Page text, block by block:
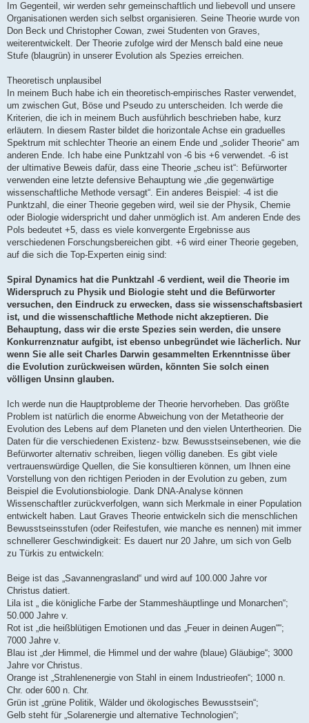
Im Gegenteil, wir werden sehr gemeinschaftlich und liebevoll und unsere
Organisationen werden sich selbst organisieren. Seine Theorie wurde von
Don Beck und Christopher Cowan, zwei Studenten von Graves,
weiterentwickelt. Der Theorie zufolge wird der Mensch bald eine neue
Stufe (blaugrün) in unserer Evolution als Spezies erreichen.
Theoretisch unplausibel
In meinem Buch habe ich ein theoretisch-empirisches Raster verwendet,
um zwischen Gut, Böse und Pseudo zu unterscheiden. Ich werde die
Kriterien, die ich in meinem Buch ausführlich beschrieben habe, kurz
erläutern. In diesem Raster bildet die horizontale Achse ein graduelles
Spektrum mit schlechter Theorie an einem Ende und „solider Theorie“ am
anderen Ende. Ich habe eine Punktzahl von -6 bis +6 verwendet. -6 ist
der ultimative Beweis dafür, dass eine Theorie „scheu ist“: Befürworter
verwenden eine letzte defensive Behauptung wie „die gegenwärtige
wissenschaftliche Methode versagt“. Ein anderes Beispiel: -4 ist die
Punktzahl, die einer Theorie gegeben wird, weil sie der Physik, Chemie
oder Biologie widerspricht und daher unmöglich ist. Am anderen Ende des
Pols bedeutet +5, dass es viele konvergente Ergebnisse aus
verschiedenen Forschungsbereichen gibt. +6 wird einer Theorie gegeben,
auf die sich die Top-Experten einig sind:
Spiral Dynamics hat die Punktzahl -6 verdient, weil die Theorie im
Widerspruch zu Physik und Biologie steht und die Befürworter
versuchen, den Eindruck zu erwecken, dass sie wissenschaftsbasiert
ist, und die wissenschaftliche Methode nicht akzeptieren. Die
Behauptung, dass wir die erste Spezies sein werden, die unsere
Konkurrenznatur aufgibt, ist ebenso unbegründet wie lächerlich. Nur
wenn Sie alle seit Charles Darwin gesammelten Erkenntnisse über
die Evolution zurückweisen würden, könnten Sie solch einen
völligen Unsinn glauben.
Ich werde nun die Hauptprobleme der Theorie hervorheben. Das größte
Problem ist natürlich die enorme Abweichung von der Metatheorie der
Evolution des Lebens auf dem Planeten und den vielen Untertheorien. Die
Daten für die verschiedenen Existenz- bzw. Bewusstseinsebenen, wie die
Befürworter alternativ schreiben, liegen völlig daneben. Es gibt viele
vertrauenswürdige Quellen, die Sie konsultieren können, um Ihnen eine
Vorstellung von den richtigen Perioden in der Evolution zu geben, zum
Beispiel die Evolutionsbiologie. Dank DNA-Analyse können
Wissenschaftler zurückverfolgen, wann sich Merkmale in einer Population
entwickelt haben. Laut Graves Theorie entwickeln sich die menschlichen
Bewusstseinsstufen (oder Reifestufen, wie manche es nennen) mit immer
schnellerer Geschwindigkeit: Es dauert nur 20 Jahre, um sich von Gelb
zu Türkis zu entwickeln:
Beige ist das „Savannengrasland“ und wird auf 100.000 Jahre vor
Christus datiert.
Lila ist „ die königliche Farbe der Stammeshäuptlinge und Monarchen“;
50.000 Jahre v.
Rot ist „die heißblütigen Emotionen und das „Feuer in deinen Augen““;
7000 Jahre v.
Blau ist „der Himmel, die Himmel und der wahre (blaue) Gläubige“; 3000
Jahre vor Christus.
Orange ist „Strahlenenergie von Stahl in einem Industrieofen“; 1000 n.
Chr. oder 600 n. Chr.
Grün ist „grüne Politik, Wälder und ökologisches Bewusstsein“;
Gelb steht für „Solarenergie und alternative Technologien“;